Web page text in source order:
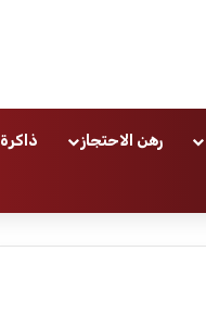
رهن الاحتجاز